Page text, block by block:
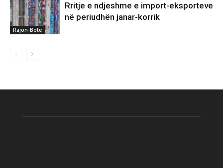
Rajon-Botë
Rritje e ndjeshme e import-eksporteve
në periudhën janar-korrik